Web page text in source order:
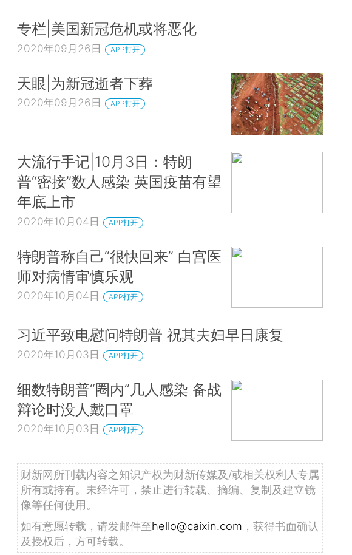
专栏|美国新冠危机或将恶化
2020年09月26日 APP打开
天眼|为新冠逝者下葬
2020年09月26日 APP打开
大流行手记|10月3日：特朗
普“密接”数人感染 英国疫苗有望
年底上市
2020年10月04日 APP打开
特朗普称自己“很快回来” 白宫医
师对病情审慎乐观
2020年10月04日 APP打开
习近平致电慰问特朗普 祝其夫妇早日康复
2020年10月03日 APP打开
细数特朗普“圈内”几人感染 备战
辩论时没人戴口罩
2020年10月03日 APP打开
财新网所刊载内容之知识产权为财新传媒及/或相关权利人专属
所有或持有。未经许可，禁止进行转载、摘编、复制及建立镜
像等任何使用。
如有意愿转载，请发邮件至hello@caixin.com ，获得书面确认
及授权后，方可转载。